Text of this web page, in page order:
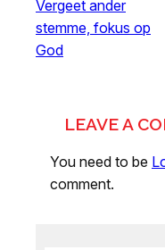
Vergeet ander
stemme, fokus op
God
LEAVE A
You need to be
comment.